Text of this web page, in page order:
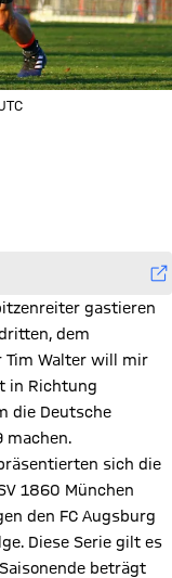
gastieren
dem
Tim Walter will mir
in Richtung
die Deutsche
machen.
sich die
1860 München
den FC Augsburg
Diese Serie gilt es
beträgt